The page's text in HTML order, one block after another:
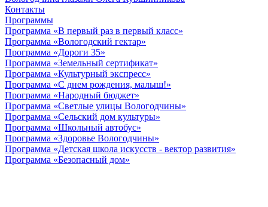
Контакты
Программы
Программа «В первый раз в первый класс»
Программа «Вологодский гектар»
Программа «Дороги 35»
Программа «Земельный сертификат»
Программа «Культурный экспресс»
Программа «С днем рождения, малыш!»
Программа «Народный бюджет»
Программа «Светлые улицы Вологодчины»
Программа «Сельский дом культуры»
Программа «Школьный автобус»
Программа «Здоровье Вологодчины»
Программа «Детская школа искусств - вектор развития»
Программа «Безопасный дом»